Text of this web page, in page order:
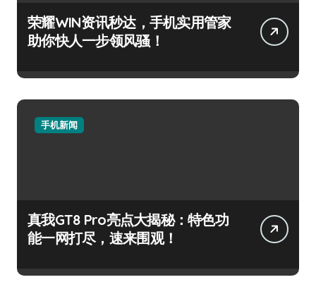
荣耀WIN资讯秒达，手机实用管家
助你快人一步领风骚！
手机新闻
真我GT8 Pro亮点大揭秘：特色功
能一网打尽，速来围观！